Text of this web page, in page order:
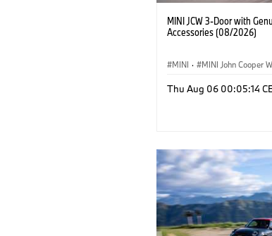
MINI JCW 3-Door with
Accessories (08/2026)
MINI · MINI John Cooper
Optional Extras, Accessories
Thu Aug 06 00:05:14